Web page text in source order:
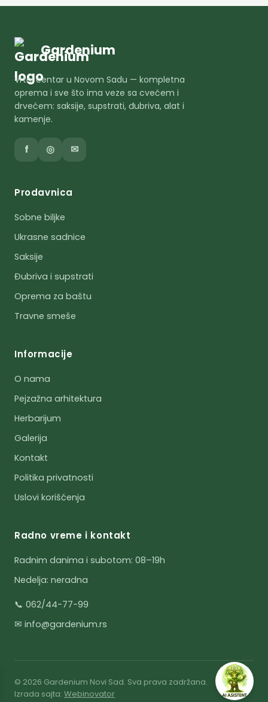
Gardenium
Vrtni centar u Novom Sadu — kompletna
oprema i sve što ima veze sa cvećem i
drvećem: saksije, supstrati, đubriva, alat i
kamenje.
f ◎ ✉
Prodavnica
Sobne biljke
Ukrasne sadnice
Saksije
Đubriva i supstrati
Oprema za baštu
Travne smeše
Informacije
O nama
Pejzažna arhitektura
Herbarijum
Galerija
Kontakt
Politika privatnosti
Uslovi korišćenja
Radno vreme i kontakt
Radnim danima i subotom: 08–19h
Nedelja: neradna
📞 062/44-77-99
✉ info@gardenium.rs
© 2026 Gardenium Novi Sad. Sva prava zadržana.
Izrada sajta: Webinovator